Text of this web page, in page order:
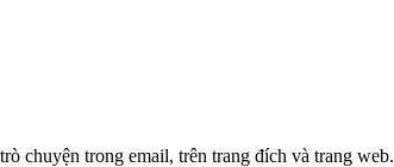
chuyện trong email, trên trang đích và trang web.